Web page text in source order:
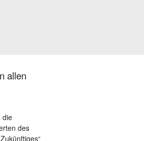
allen
die
des